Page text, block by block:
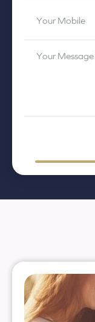
Mobile *
Message *